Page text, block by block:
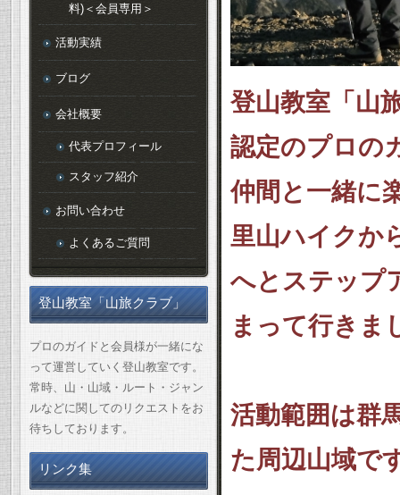
登山教室「山
認定のプロの
仲間と一緒に
里山ハイクか
へとステップ
まって行きま
活動範囲は群
た周辺山域で
料)＜会員専用＞
活動実績
ブログ
会社概要
代表プロフィール
スタッフ紹介
お問い合わせ
よくあるご質問
登山教室「山旅クラブ」
プロのガイドと会員様が一緒にな
って運営していく登山教室です。
常時、山・山域・ルート・ジャン
ルなどに関してのリクエストをお
待ちしております。
リンク集